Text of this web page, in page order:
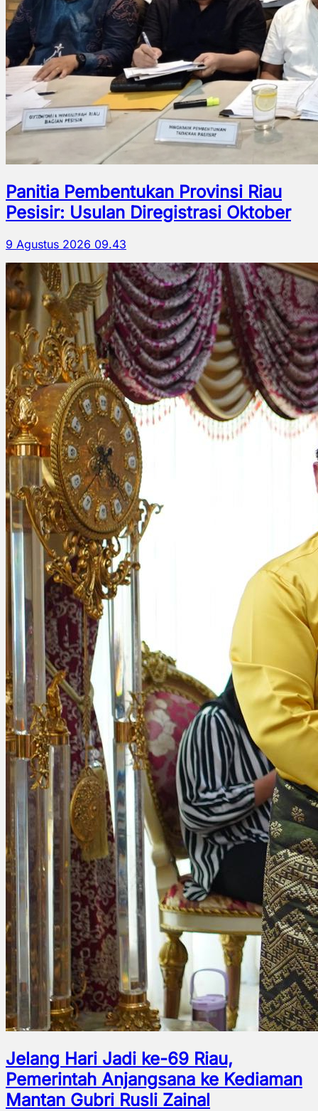
Panitia Pembentukan Provinsi Riau
Pesisir: Usulan Diregistrasi Oktober
9 Agustus 2026 09.43
Jelang Hari Jadi ke-69 Riau,
Pemerintah Anjangsana ke Kediaman
Mantan Gubri Rusli Zainal